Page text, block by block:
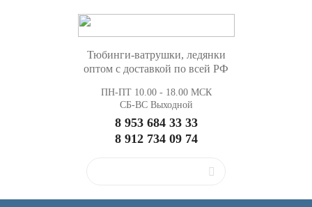
Тюбинги-ватрушки, ледянки
оптом с доставкой по всей РФ
ПН-ПТ 10.00 - 18.00 МСК
СБ-ВС Выходной
8 953 684 33 33
8 912 734 09 74